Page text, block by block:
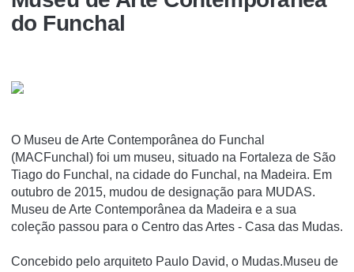
do Funchal
O Museu de Arte Contemporânea do Funchal
(MACFunchal) foi um museu, situado na Fortaleza de São
Tiago do Funchal, na cidade do Funchal, na Madeira. Em
outubro de 2015, mudou de designação para MUDAS.
Museu de Arte Contemporânea da Madeira e a sua
coleção passou para o Centro das Artes - Casa das Mudas.
Concebido pelo arquiteto Paulo David, o Mudas.Museu de